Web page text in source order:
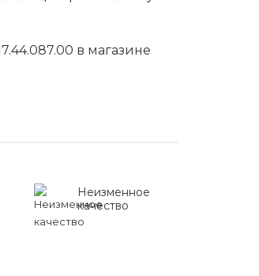
в магазине
Неизменное
качество